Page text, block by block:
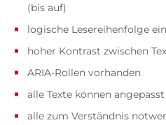
(bis auf)
logische Lesereihenfolge
hoher Kontrast zwischen
ARIA-Rollen vorhanden
alle Texte können
alle zum Verständnis